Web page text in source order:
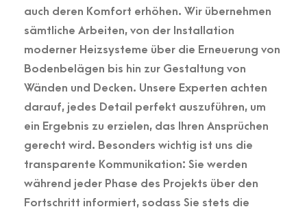
auch deren Komfort erhöhen. Wir übernehmen
sämtliche Arbeiten, von der Installation
moderner Heizsysteme über die Erneuerung von
Bodenbelägen bis hin zur Gestaltung von
Wänden und Decken. Unsere Experten achten
darauf, jedes Detail perfekt auszuführen, um
ein Ergebnis zu erzielen, das Ihren Ansprüchen
gerecht wird. Besonders wichtig ist uns die
transparente Kommunikation: Sie werden
während jeder Phase des Projekts über den
Fortschritt informiert, sodass Sie stets die